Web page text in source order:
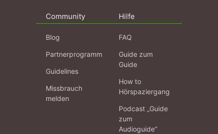
Community
Blog
Partnerprogramm
Guidelines
Missbrauch
melden
Hilfe
FAQ
Guide zum
Guide
How to
Hörspaziergang
Podcast „Guide
zum
Audioguide“